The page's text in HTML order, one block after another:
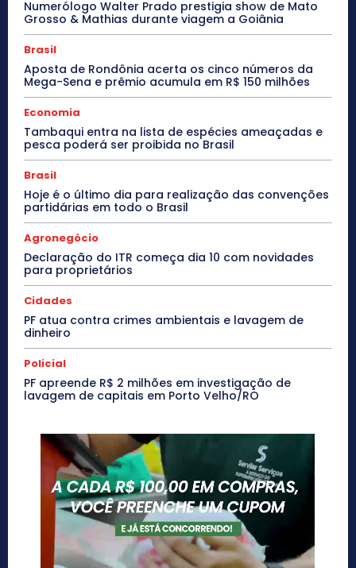
Numerólogo Walter Prado prestigia show de Mato
Grosso & Mathias durante viagem a Goiânia
Brasil
Aposta de Rondônia acerta os cinco números da
Mega-Sena e prêmio acumula em R$ 150 milhões
Economia
Tambaqui entra na lista de espécies ameaçadas e
pesca poderá ser proibida no Brasil
Brasil
Hoje é o último dia para realização das convenções
partidárias em todo o Brasil
Agronegócio
Declaração do ITR começa dia 10 com novidades
para proprietários
Cidades
PF atua contra crimes ambientais e lavagem de
dinheiro
Policial
PF apreende R$ 2 milhões em investigação de
lavagem de capitais em Porto Velho/RO